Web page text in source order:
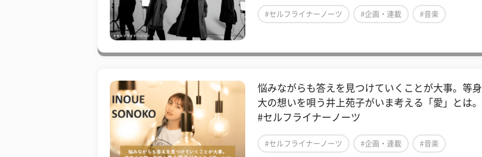
#セルフライナーノーツ #企画・連載 #音楽
悩みながらも答えを見つけていくことが大事。等身
大の想いを唄う井上苑子がいま考える「愛」とは。
#セルフライナーノーツ
#セルフライナーノーツ #企画・連載 #音楽